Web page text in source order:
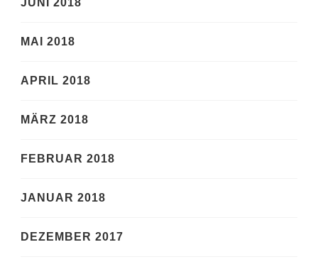
JUNI 2018
MAI 2018
APRIL 2018
MÄRZ 2018
FEBRUAR 2018
JANUAR 2018
DEZEMBER 2017